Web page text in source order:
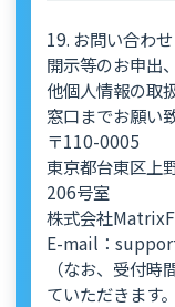
19. お問い合わせ
開示等のお申出
他個人情報の取
窓口までお願い
〒110-0005
東京都台東区上
206号室
株式会社
E-mail：
（なお、受付
ていただきます。